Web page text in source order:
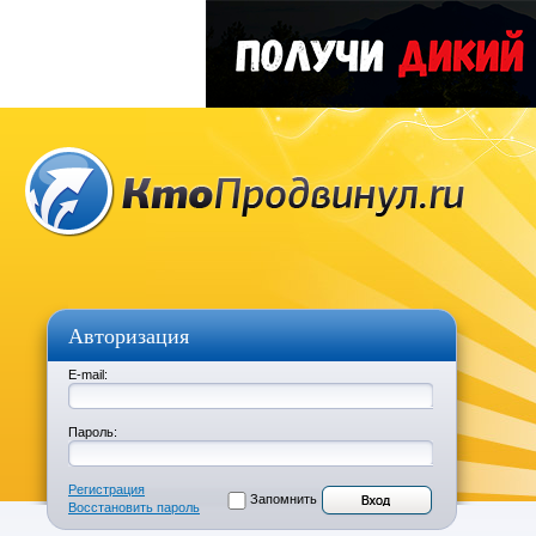
Авторизация
E-mail:
Пароль:
Регистрация
Восстановить пароль
Запомнить